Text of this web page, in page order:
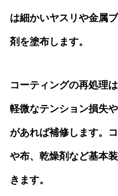
は細かいヤスリや金属
剤を塗布します。
コーティングの再処理
軽微なテンション損失
があれば補修します。
や布、乾燥剤など基本
きます。